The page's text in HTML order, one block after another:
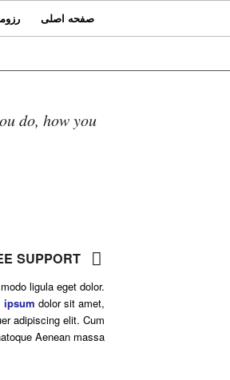
صفحه اصلی
do, how you
SUPPORT
ligula eget dolor.
ipsum dolor sit amet,
adipiscing elit. Cum
Aenean massa.